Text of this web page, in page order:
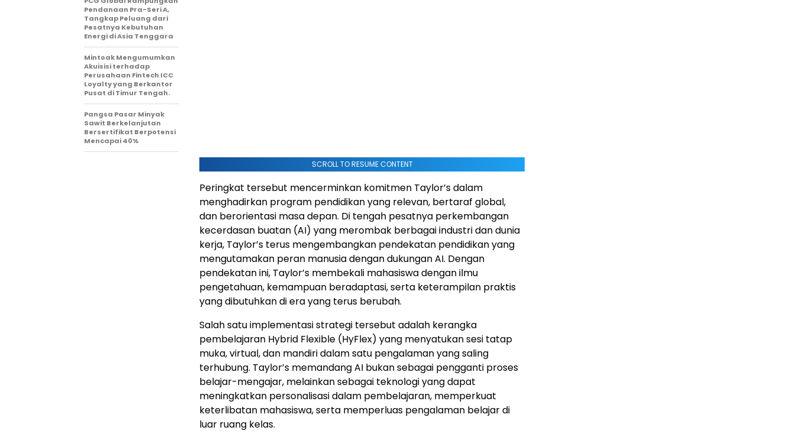
SCROLL TO RESUME CONTENT
Peringkat tersebut mencerminkan komitmen Taylor’s dalam
menghadirkan program pendidikan yang relevan, bertaraf global,
dan berorientasi masa depan. Di tengah pesatnya perkembangan
kecerdasan buatan (AI) yang merombak berbagai industri dan dunia
kerja, Taylor’s terus mengembangkan pendekatan pendidikan yang
mengutamakan peran manusia dengan dukungan AI. Dengan
pendekatan ini, Taylor’s membekali mahasiswa dengan ilmu
pengetahuan, kemampuan beradaptasi, serta keterampilan praktis
yang dibutuhkan di era yang terus berubah.
Salah satu implementasi strategi tersebut adalah kerangka
pembelajaran Hybrid Flexible (HyFlex) yang menyatukan sesi tatap
muka, virtual, dan mandiri dalam satu pengalaman yang saling
terhubung. Taylor’s memandang AI bukan sebagai pengganti proses
belajar-mengajar, melainkan sebagai teknologi yang dapat
meningkatkan personalisasi dalam pembelajaran, memperkuat
keterlibatan mahasiswa, serta memperluas pengalaman belajar di
luar ruang kelas.
Pendanaan Pra-Seri A,
Tangkap Peluang dari
Pesatnya Kebutuhan
Energi di Asia Tenggara
Mintoak Mengumumkan
Akuisisi terhadap
Perusahaan Fintech ICC
Loyalty yang Berkantor
Pusat di Timur Tengah.
Pangsa Pasar Minyak
Sawit Berkelanjutan
Bersertifikat Berpotensi
Mencapai 40%